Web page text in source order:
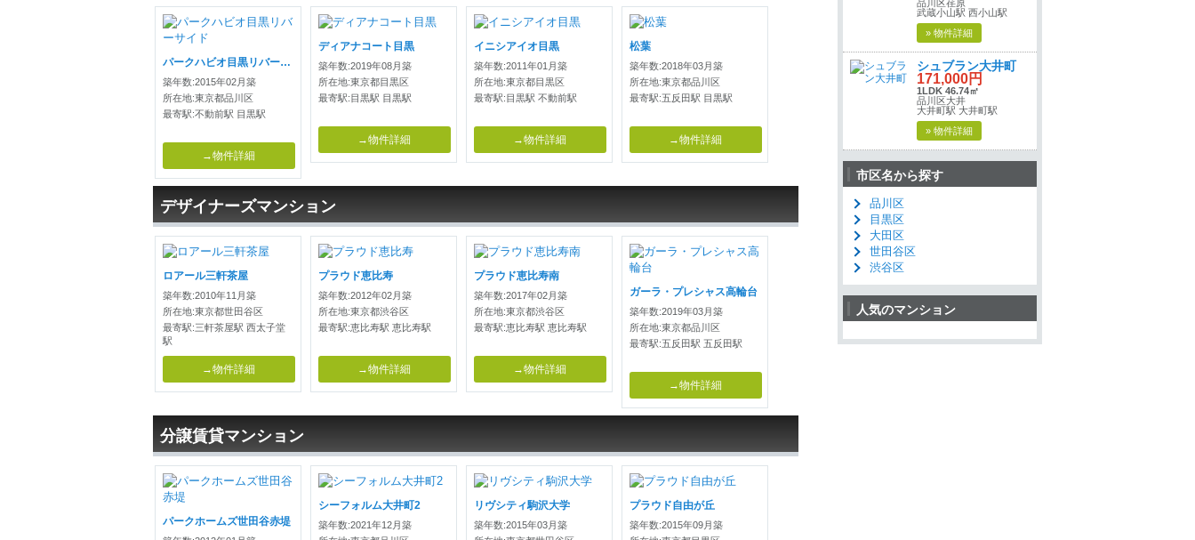
パークハビオ目黒リバーサイド
築年数:2015年02月築
所在地:東京都品川区
最寄駅:不動前駅 目黒駅
→物件詳細
ディアナコート目黒
築年数:2019年08月築
所在地:東京都目黒区
最寄駅:目黒駅 目黒駅
→物件詳細
イニシアイオ目黒
築年数:2011年01月築
所在地:東京都目黒区
最寄駅:目黒駅 不動前駅
→物件詳細
松葉
築年数:2018年03月築
所在地:東京都品川区
最寄駅:五反田駅 目黒駅
→物件詳細
デザイナーズマンション
ロアール三軒茶屋
築年数:2010年11月築
所在地:東京都世田谷区
最寄駅:三軒茶屋駅 西太子堂
駅
→物件詳細
プラウド恵比寿
築年数:2012年02月築
所在地:東京都渋谷区
最寄駅:恵比寿駅 恵比寿駅
→物件詳細
プラウド恵比寿南
築年数:2017年02月築
所在地:東京都渋谷区
最寄駅:恵比寿駅 恵比寿駅
→物件詳細
ガーラ・プレシャス高輪台
築年数:2019年03月築
所在地:東京都品川区
最寄駅:五反田駅 五反田駅
→物件詳細
分譲賃貸マンション
パークホームズ世田谷赤堤
シーフォルム大井町2
築年数:2021年12月築
リヴシティ駒沢大学
築年数:2015年03月築
プラウド自由が丘
築年数:2015年09月築
品川区荏原
武蔵小山駅 西小山駅
» 物件詳細
シュブラン大井町
171,000円
1LDK 46.74㎡
品川区大井
大井町駅 大井町駅
» 物件詳細
市区名から探す
品川区
目黒区
大田区
世田谷区
渋谷区
人気のマンション